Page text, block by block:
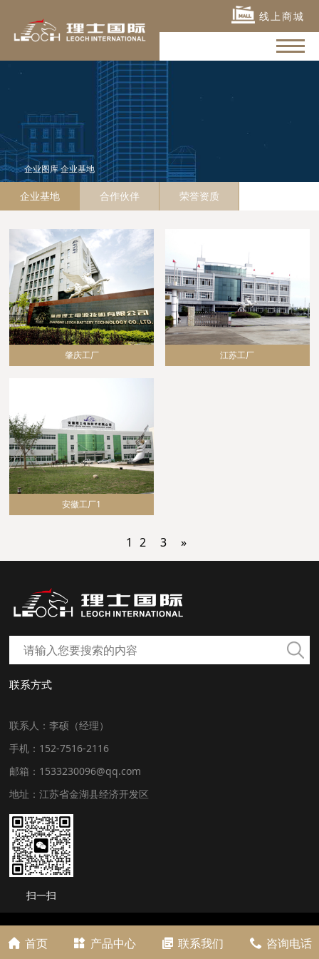
线上商城
企业图库企业基地
企业基地 合作伙伴 荣誉资质
肇庆工厂 江苏工厂
安徽工厂1
1 2 3 »
联系方式
联系人：李硕（经理）
手机：152-7516-2116
邮箱：1533230096@qq.com
地址：江苏省金湖县经济开发区
扫一扫
首页 产品中心 联系我们 咨询电话